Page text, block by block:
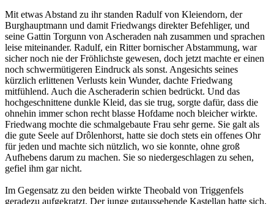
Mit etwas Abstand zu ihr standen Radulf von Kleiendorn, der
Burghauptmann und damit Friedwangs direkter Befehliger, und
seine Gattin Torgunn von Ascheraden nah zusammen und sprachen
leise miteinander. Radulf, ein Ritter bornischer Abstammung, war
sicher noch nie der Fröhlichste gewesen, doch jetzt machte er einen
noch schwermütigeren Eindruck als sonst. Angesichts seines
kürzlich erlittenen Verlusts kein Wunder, dachte Friedwang
mitfühlend. Auch die Ascheraderin schien bedrückt. Und das
hochgeschnittene dunkle Kleid, das sie trug, sorgte dafür, dass die
ohnehin immer schon recht blasse Hofdame noch bleicher wirkte.
Friedwang mochte die schmalgebaute Frau sehr gerne. Sie galt als
die gute Seele auf Drôlenhorst, hatte sie doch stets ein offenes Ohr
für jeden und machte sich nützlich, wo sie konnte, ohne groß
Aufhebens darum zu machen. Sie so niedergeschlagen zu sehen,
gefiel ihm gar nicht.
Im Gegensatz zu den beiden wirkte Theobald von Triggenfels
geradezu aufgekratzt. Der junge gutaussehende Kastellan hatte sich,